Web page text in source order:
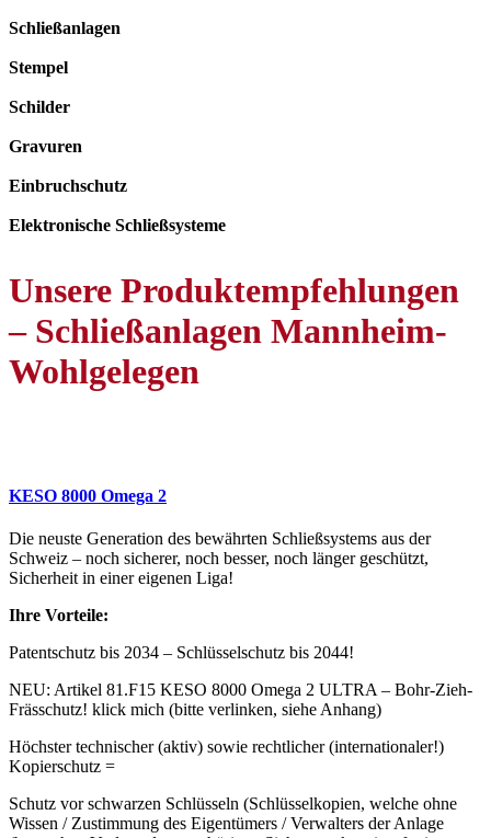
Schließanlagen
Stempel
Schilder
Gravuren
Einbruchschutz
Elektronische Schließsysteme
Unsere Produktempfehlungen
– Schließanlagen Mannheim-
Wohlgelegen
KESO 8000 Omega 2
Die neuste Generation des bewährten Schließsystems aus der
Schweiz – noch sicherer, noch besser, noch länger geschützt,
Sicherheit in einer eigenen Liga!
Ihre Vorteile:
Patentschutz bis 2034 – Schlüsselschutz bis 2044!
NEU: Artikel 81.F15 KESO 8000 Omega 2 ULTRA – Bohr-Zieh-
Frässchutz! klick mich (bitte verlinken, siehe Anhang)
Höchster technischer (aktiv) sowie rechtlicher (internationaler!)
Kopierschutz =
Schutz vor schwarzen Schlüsseln (Schlüsselkopien, welche ohne
Wissen / Zustimmung des Eigentümers / Verwalters der Anlage